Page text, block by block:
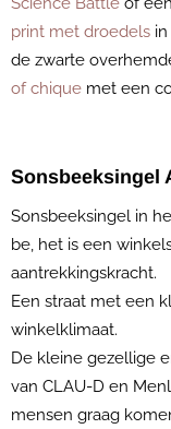
print met droedels
de zwarte
of chique met een
Sonsbeeksingel
Sonsbeeksingel in
be, het is een
aantrekkingskracht.
Een straat met een
winkelklimaat.
De kleine gezellige
van CLAU-D en
mensen graag